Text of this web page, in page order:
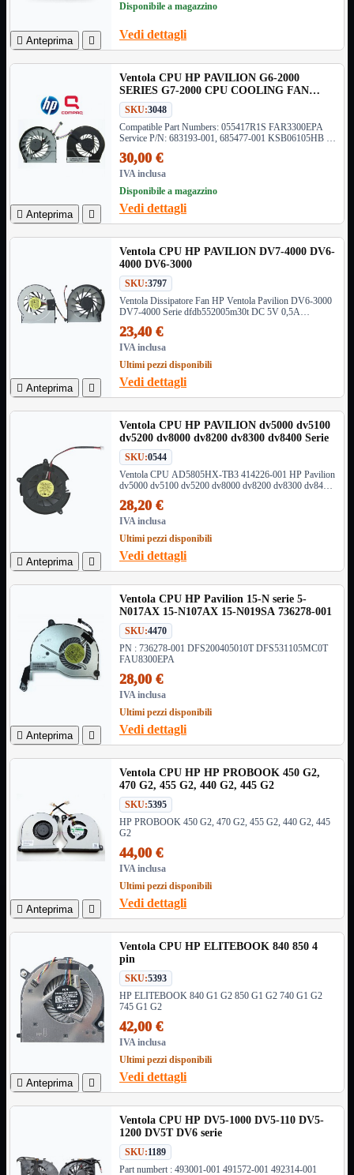
Webcam
Networking
Antenne WiFi
Firewall
NAS
NAS Ricondizionato
PowerLine
Ripetitore WiFi
Router
Scheda di Rete
Switch POE
Switch Rete
VOIP 
WiFi 
Access Point
Uso Esterno
Uso Interno
WiFi
PCI
PCI-Express
USB
VOIPMostra tutti i prodotti
Adattatori
Telefoni
Router
3G WiFi
4G WiFi
ADSL2 WiFi
Cablati
WiFi
Ripetitore WiFi
Scheda di ReteMostra tutti i prodotti
PCI
PCI-Express
Switch Rete
10/100/1000Mps
10Gbit
CaviMostra tutti i prodotti
Alimentazione 
Display Port
DVI
HDMI
HDMI Switch
Prolunga
Telefono
TEST
USB Type-C
USB2 
USB3 
VGA
Alimentazione
220Volt
Molex
Prolunga
Sata
VGA
USB2Mostra tutti i prodotti
A/A Maschio
Micro
Mini
OTG
Prolunga
Stampante
 Anteprima 
Disponibile a magazzino
Vedi dettagli
 Anteprima 
Ventola CPU HP PAVILION G6-2000
SERIES G7-2000 CPU COOLING FAN
683193-001
SKU:3048
Compatible Part Numbers: 055417R1S FAR3300EPA
Service P/N: 683193-001, 685477-001 KSB06105HB -
30,00 €
IVA inclusa
Disponibile a magazzino
Vedi dettagli
 Anteprima 
Ventola CPU HP PAVILION DV7-4000 DV6-
4000 DV6-3000
SKU:3797
Ventola Dissipatore Fan HP Ventola Pavilion DV6-3000
DV7-4000 Serie dfdb552005m30t DC 5V 0,5A
23,40 €
IVA inclusa
Ultimi pezzi disponibili
Vedi dettagli
 Anteprima 
Ventola CPU HP PAVILION dv5000 dv5100
dv5200 dv8000 dv8200 dv8300 dv8400 Serie
SKU:0544
Ventola CPU AD5805HX-TB3 414226-001 HP Pavilion
dv5000 dv5100 dv5200 dv8000 dv8200 dv8300 dv8400
28,20 €
IVA inclusa
Ultimi pezzi disponibili
Vedi dettagli
 Anteprima 
Ventola CPU HP Pavilion 15-N serie 5-
N017AX 15-N107AX 15-N019SA 736278-001
SKU:4470
PN : 736278-001 DFS200405010T DFS531105MC0T
FAU8300EPA
28,00 €
IVA inclusa
Ultimi pezzi disponibili
Vedi dettagli
 Anteprima 
Ventola CPU HP HP PROBOOK 450 G2,
470 G2, 455 G2, 440 G2, 445 G2
SKU:5395
HP PROBOOK 450 G2, 470 G2, 455 G2, 440 G2, 445
G2
44,00 €
IVA inclusa
Ultimi pezzi disponibili
Vedi dettagli
 Anteprima 
Ventola CPU HP ELITEBOOK 840 850 4
pin
SKU:5393
HP ELITEBOOK 840 G1 G2 850 G1 G2 740 G1 G2
745 G1 G2
42,00 €
IVA inclusa
Ultimi pezzi disponibili
Vedi dettagli
Ventola CPU HP DV5-1000 DV5-110 DV5-
1200 DV5T DV6 serie
SKU:1189
Part numbert : 493001-001 491572-001 492314-001